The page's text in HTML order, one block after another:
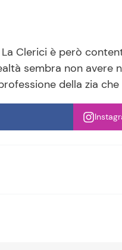
Clerici è però
sembra non avere
della zia